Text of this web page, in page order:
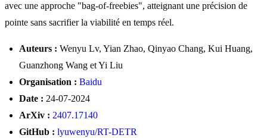
avec une approche "bag-of-freebies", atteignant une précision de
pointe sans sacrifier la viabilité en temps réel.
Auteurs : Wenyu Lv, Yian Zhao, Qinyao Chang, Kui Huang,
Guanzhong Wang et Yi Liu
Organisation : Baidu
Date : 24-07-2024
ArXiv : 2407.17140
GitHub : lyuwenyu/RT-DETR